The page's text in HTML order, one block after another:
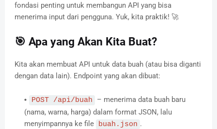
fondasi penting untuk membangun API yang bisa
menerima input dari pengguna. Yuk, kita praktik! 🚀
🎯 Apa yang Akan Kita Buat?
Kita akan membuat API untuk data buah (atau bisa diganti
dengan data lain). Endpoint yang akan dibuat:
POST /api/buah
– menerima data buah baru
(nama, warna, harga) dalam format JSON, lalu
menyimpannya ke file buah.json .